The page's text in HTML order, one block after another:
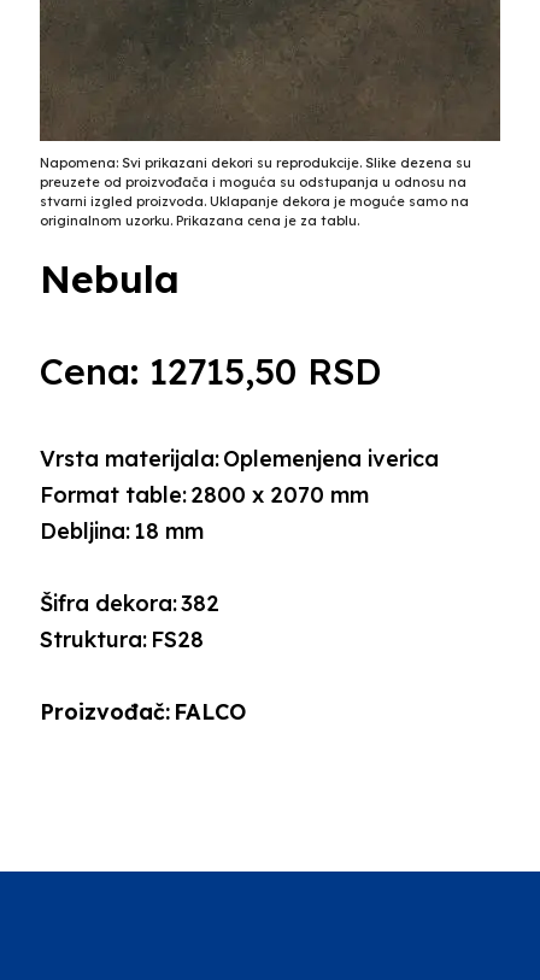
Napomena: Svi prikazani dekori su reprodukcije. Slike dezena su
preuzete od proizvođača i moguća su odstupanja u odnosu na
stvarni izgled proizvoda. Uklapanje dekora je moguće samo na
originalnom uzorku. Prikazana cena je za tablu.
Nebula
Cena: 12715,50 RSD
Debljina:18 mm
Format table:2800 x 2070 mm
Šifra dekora:382
Vrsta materijala:Oplemenjena iverica
Struktura: FS28
Proizvođač: FALCO